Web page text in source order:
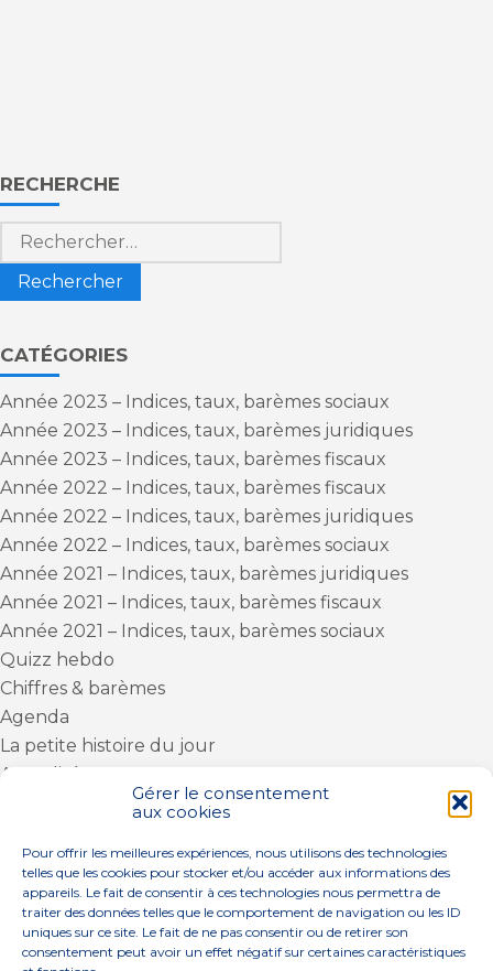
Gérer le consentement
aux cookies
Pour offrir les meilleures expériences, nous utilisons des technologies
telles que les cookies pour stocker et/ou accéder aux informations des
appareils. Le fait de consentir à ces technologies nous permettra de
traiter des données telles que le comportement de navigation ou les ID
uniques sur ce site. Le fait de ne pas consentir ou de retirer son
consentement peut avoir un effet négatif sur certaines caractéristiques
Blog
sidebar
RECHERCHE
Rechercher :
CATÉGORIES
Année 2023 – Indices, taux, barèmes sociaux
Année 2023 – Indices, taux, barèmes juridiques
Année 2023 – Indices, taux, barèmes fiscaux
Année 2022 – Indices, taux, barèmes fiscaux
Année 2022 – Indices, taux, barèmes juridiques
Année 2022 – Indices, taux, barèmes sociaux
Année 2021 – Indices, taux, barèmes juridiques
Année 2021 – Indices, taux, barèmes fiscaux
Année 2021 – Indices, taux, barèmes sociaux
Quizz hebdo
Chiffres & barèmes
Agenda
La petite histoire du jour
Actualités
Actu Sociale
Actu Juridique
ARTICLES RÉCENTS